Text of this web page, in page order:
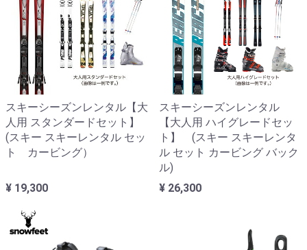
スキーシーズンレンタル【大
人用 スタンダードセット】
(スキー スキーレンタル セッ
ト カービング）
¥ 19,300
スキーシーズンレンタル
【大人用 ハイグレードセッ
ト】 (スキー スキーレンタ
ル セット カービング バック
ル)
¥ 26,300